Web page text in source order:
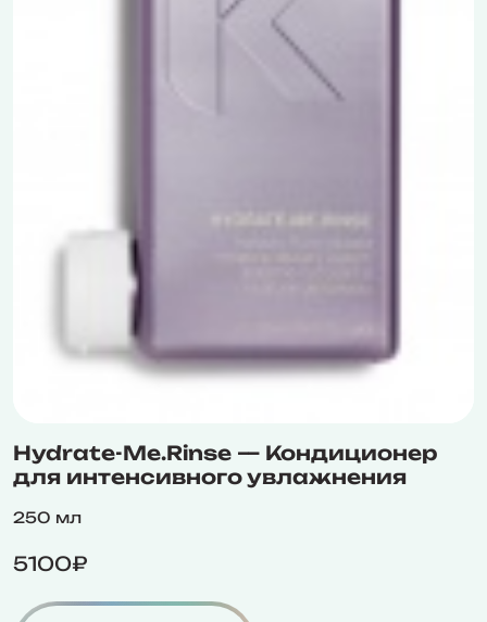
Hydrate-Me.Rinse — Кондиционер
для интенсивного увлажнения
250 мл
5100₽